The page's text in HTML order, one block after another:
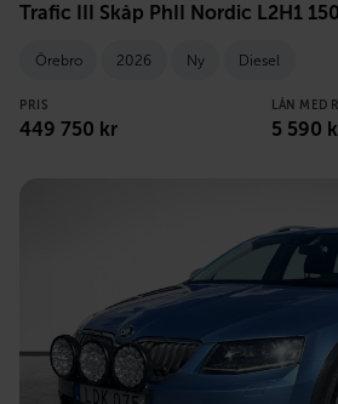
Trafic III Skåp PhII Nordic L2H1
Örebro 2026 Ny Diesel
PRIS
449 750 kr
LÅN MED
5 590